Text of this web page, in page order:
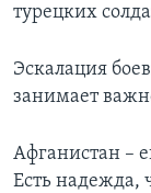
турецких
Эскалация
занимает
Афганистан –
Есть надежда,